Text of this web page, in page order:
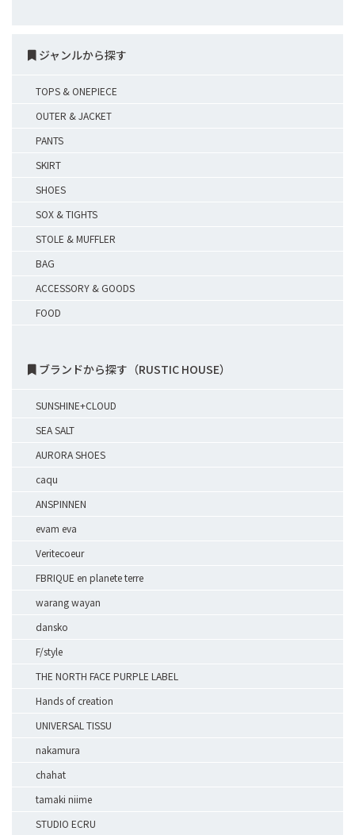
ジャンルから探す
TOPS & ONEPIECE
OUTER & JACKET
PANTS
SKIRT
SHOES
SOX & TIGHTS
STOLE & MUFFLER
BAG
ACCESSORY & GOODS
FOOD
ブランドから探す（RUSTIC HOUSE）
SUNSHINE+CLOUD
SEA SALT
AURORA SHOES
caqu
ANSPINNEN
evam eva
Veritecoeur
FBRIQUE en planete terre
warang wayan
dansko
F/style
THE NORTH FACE PURPLE LABEL
Hands of creation
UNIVERSAL TISSU
nakamura
chahat
tamaki niime
STUDIO ECRU